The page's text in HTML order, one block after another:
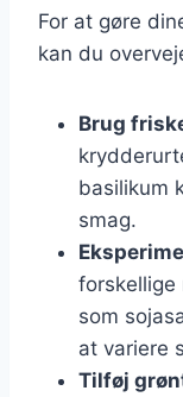
For at gøre
kan du
Brug
basilikum
smag.
forskellige
som
at variere
Tilføj